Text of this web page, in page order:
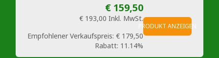
€ 159,50
€ 193,00 Inkl. MwSt.
Empfohlener Verkaufspreis: € 179,50
Rabatt: 11.14%
PRODUKT ANZEIGEN